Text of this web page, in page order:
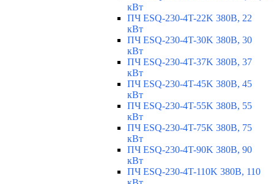
кВт
ПЧ ESQ-230-4T-22K 380В, 22
кВт
ПЧ ESQ-230-4T-30K 380В, 30
кВт
ПЧ ESQ-230-4T-37K 380В, 37
кВт
ПЧ ESQ-230-4T-45K 380В, 45
кВт
ПЧ ESQ-230-4T-55K 380В, 55
кВт
ПЧ ESQ-230-4T-75K 380В, 75
кВт
ПЧ ESQ-230-4T-90K 380В, 90
кВт
ПЧ ESQ-230-4T-110K 380В, 110